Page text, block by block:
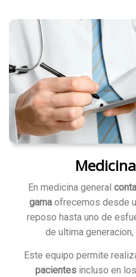
En medicina general
gamaofrecemos desde
reposo hasta uno de
de ultima
Este equipo permite
pacientesincluso en los